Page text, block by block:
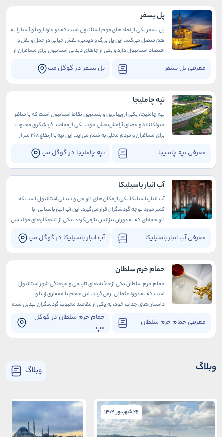
پل بسفر
معرفی پل بسفر پل بسفر در گوگل مپ
پل بسفر یکی از نمادهای مهم استانبول است که دو قاره اروپا و آسیا را به
هم متصل می‌کند. این پل بزرگ و دیدنی، نقش حیاتی در حمل و نقل و
اقتصاد استانبول دارد و یکی از جاهای دیدنی استانبول برای مسافران از
تپه چاملیجا
معرفی تپه چاملیجا تپه چاملیجا در گوگل مپ
تپه چاملیجا، یکی از زیباترین و بلندترین نقاط استانبول است که با مناظر
خیره‌کننده و فضای آرامش‌بخش خود، یکی از مقاصد گردشگری محبوب
برای مسافران و مردم محلی به شمار می‌آید. این تپه با ارتفاع 268 متر از
را فراهم می‌کند.
آب انبار باسیلیکا
معرفی آب انبار باسیلیکا آب انبار باسیلیکا در گوگل مپ
آب انبار باسیلیکا یکی از مکان‌های تاریخی و دیدنی استانبول است که
کمتر مورد توجه گردشگران قرار می‌گیرد. این آب انبار باستانی، با
تاریخچه‌ای که به دوران بیزانس بازمی‌گردد، یکی از شاهکارهای مهندسی
حمام خرم سلطان
معرفی حمام خرم سلطان
حمام خرم سلطان در گوگل
مپ
حمام خرم سلطان یکی از جاذبه‌های تاریخی و فرهنگی شهر استانبول
است که به دوره عثمانی برمی‌گردد. این حمام با معماری زیبا و
داستان‌های جذاب خود، به یکی از مقاصد محبوب گردشگران تبدیل شده
وبلاگ وبلاگ
26 شهریور 1404